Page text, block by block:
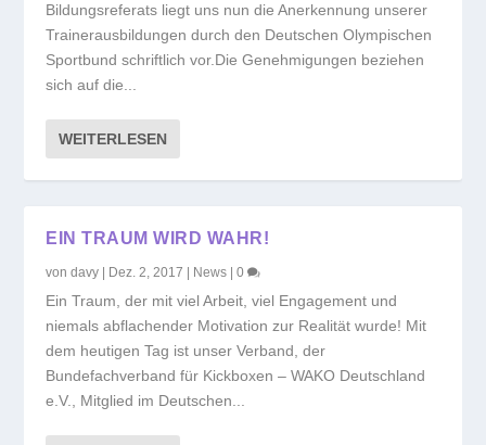
Bildungsreferats liegt uns nun die Anerkennung unserer
Trainerausbildungen durch den Deutschen Olympischen
Sportbund schriftlich vor.Die Genehmigungen beziehen
sich auf die...
WEITERLESEN
EIN TRAUM WIRD WAHR!
vondavy Dez. 2, 2017 News |0
Ein Traum, der mit viel Arbeit, viel Engagement und
niemals abflachender Motivation zur Realität wurde! Mit
dem heutigen Tag ist unser Verband, der
Bundefachverband für Kickboxen – WAKO Deutschland
e.V., Mitglied im Deutschen...